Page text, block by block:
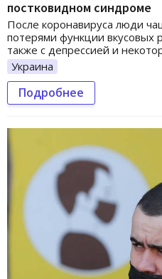
постковидном синдроме
После коронавируса люди
потерями функции вкусовых
также с депрессией и
Украина
Подробнее